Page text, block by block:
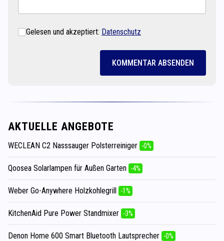
Gelesen und akzeptiert: Datenschutz
KOMMENTAR ABSENDEN
AKTUELLE ANGEBOTE
WECLEAN C2 Nasssauger Polsterreiniger -0%
Qoosea Solarlampen für Außen Garten -4%
Weber Go-Anywhere Holzkohlegrill -1%
KitchenAid Pure Power Standmixer -3%
Denon Home 600 Smart Bluetooth Lautsprecher -0%